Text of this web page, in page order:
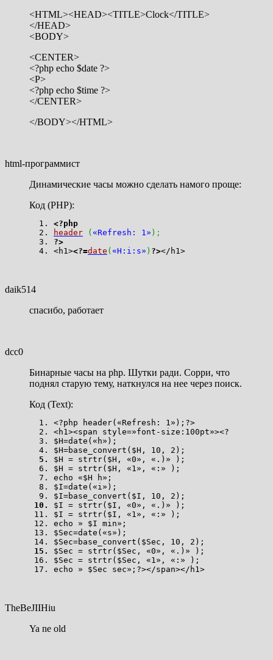
<HTML><HEAD><TITLE>Clock</TITLE>
</HEAD>
<BODY>
<CENTER>
<?php echo $date ?>
<P>
<?php echo $time ?>
</CENTER>
</BODY></HTML>
html-программист
Динамические часы можно сделать намого проще:
Код (PHP):
<?php
header
( «Refresh: 1» ) ;
?>
<h1><?=date ( «H:i:s» ) ?></h1>
daik514
спасибо, работает
dcc0
Бинарные часы на php. Шутки ради. Сорри, что
поднял старую тему, наткнулся на нее через поиск.
Код (Text):
<?php header(«Refresh: 1»);?>
<h1><span style=»font-size:100pt»><?
$H=date(«h»);
$H=base_convert($H, 10, 2);
$H = strtr($H, «0», «.)» );
$H = strtr($H, «1», «:» );
echo «$H h»;
$I=date(«i»);
$I=base_convert($I, 10, 2);
$I = strtr($I, «0», «.)» );
$I = strtr($I, «1», «:» );
echo » $I min»;
$Sec=date(«s»);
$Sec=base_convert($Sec, 10, 2);
$Sec = strtr($Sec, «0», «.)» );
$Sec = strtr($Sec, «1», «:» );
echo » $Sec sec»;?></span></h1>
TheBeJIIHiu
Ya ne old